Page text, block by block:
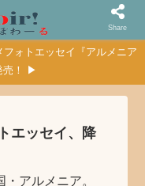
フォトエッセイ『アルメニア
売！ ▶
エッセイ、降
アルメニア。
Share